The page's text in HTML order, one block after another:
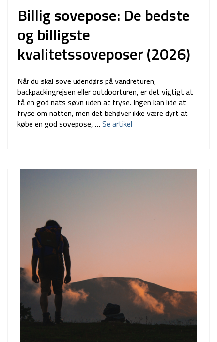
Billig sovepose: De bedste
og billigste
kvalitetssoveposer (2026)
Når du skal sove udendørs på vandreturen,
backpackingrejsen eller outdoorturen, er det vigtigt at
få en god nats søvn uden at fryse. Ingen kan lide at
fryse om natten, men det behøver ikke være dyrt at
købe en god sovepose, … Se artikel